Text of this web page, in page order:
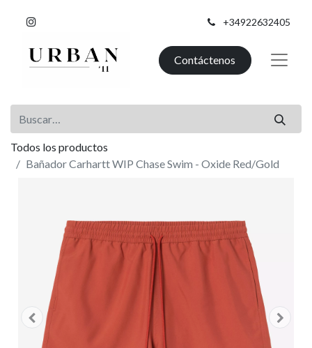
+34922632405
Contáctenos
Todos los productos
Bañador Carhartt WIP Chase Swim - Oxide Red/Gold